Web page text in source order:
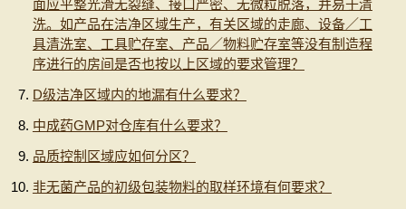
面应平整光滑无裂缝、接口严密、无微粒脱落，并易于清
洗。如产品在洁净区域生产，有关区域的走廊、设备／工
具清洗室、工具贮存室、产品／物料贮存室等没有制造程
序进行的房间是否也按以上区域的要求管理？
D级洁净区域内的地漏有什么要求？
中成药GMP对仓库有什么要求？
品质控制区域应如何分区？
非无菌产品的初级包装物料的取样环境有何要求？